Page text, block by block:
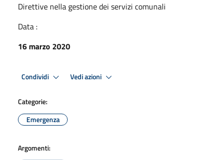
Direttive nella gestione dei servizi comunali
Data :
16 marzo 2020
Condividi Vedi azioni
Categorie:
Emergenza
Argomenti: